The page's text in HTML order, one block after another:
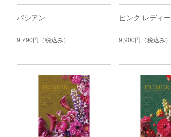
パシアン
9,790円 （税込み）
ピンク レディー
9,900円 （税込み）